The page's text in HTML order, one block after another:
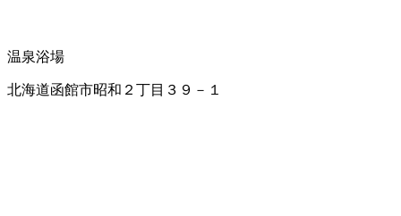
温泉浴場
北海道函館市昭和２丁目３９－１